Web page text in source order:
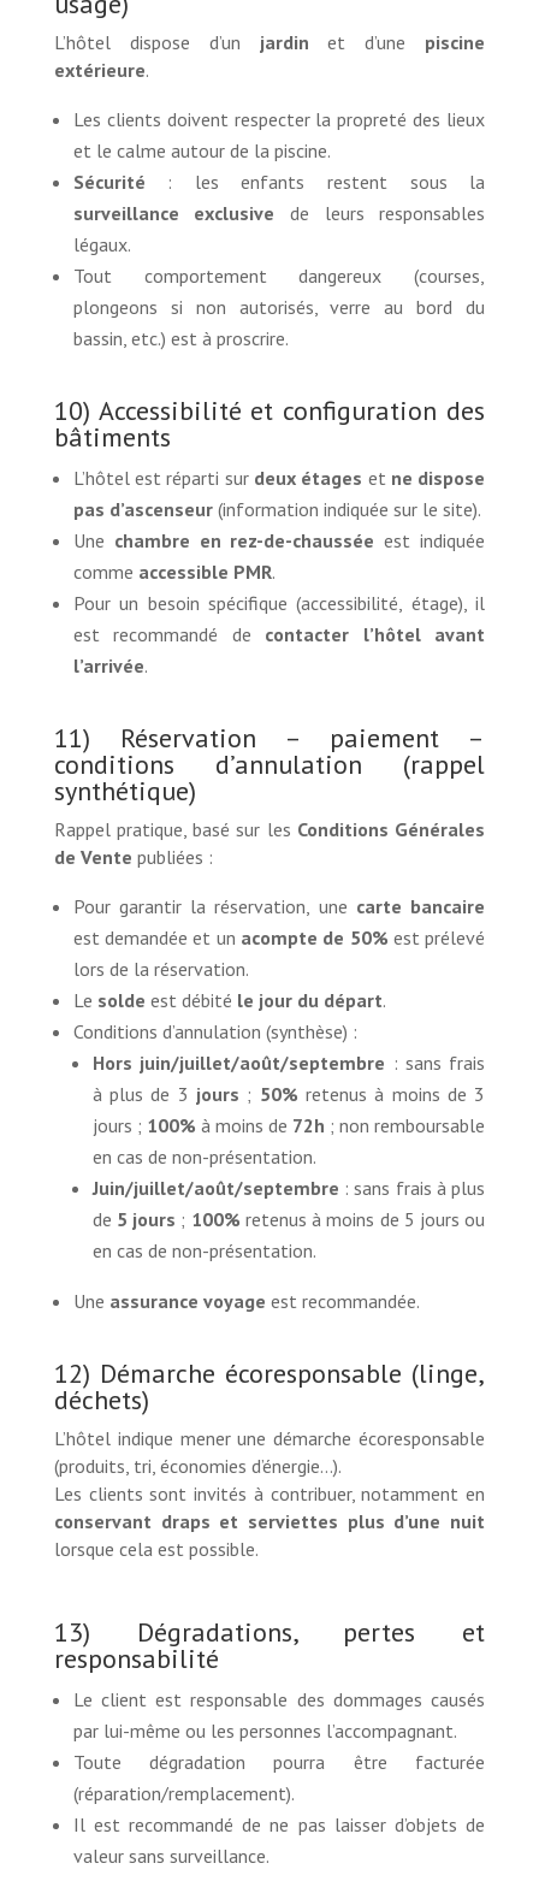
L’hôtel dispose d’un jardin et d’une piscine
extérieure.
Les clients doivent respecter la propreté des lieux
et le calme autour de la piscine.
Sécurité : les enfants restent sous la
surveillance exclusive de leurs responsables
légaux.
Tout comportement dangereux (courses,
plongeons si non autorisés, verre au bord du
bassin, etc.) est à proscrire.
10) Accessibilité et configuration des
bâtiments
L’hôtel est réparti sur deux étages et ne dispose
pas d’ascenseur(information indiquée sur le site).
Une chambre en rez-de-chaussée est indiquée
comme accessible PMR.
Pour un besoin spécifique (accessibilité, étage), il
est recommandé de contacter l’hôtel avant
l’arrivée.
11) Réservation – paiement –
conditions d’annulation (rappel
synthétique)
Rappel pratique, basé sur les Conditions Générales
de Vente publiées :
Pour garantir la réservation, une carte bancaire
est demandée et un acompte de 50% est prélevé
lors de la réservation.
Le solde est débité le jour du départ.
Conditions d’annulation (synthèse) :
Hors juin/juillet/août/septembre : sans frais
à plus de 3 jours ; 50% retenus à moins de 3
jours ; 100% à moins de 72h ; non remboursable
en cas de non-présentation.
Juin/juillet/août/septembre : sans frais à plus
de 5 jours ; 100% retenus à moins de 5 jours ou
en cas de non-présentation.
Une assurance voyage est recommandée.
12) Démarche écoresponsable (linge,
déchets)
L’hôtel indique mener une démarche écoresponsable
(produits, tri, économies d’énergie…).
Les clients sont invités à contribuer, notamment en
conservant draps et serviettes plus d’une nuit
lorsque cela est possible.
13) Dégradations, pertes et
responsabilité
Le client est responsable des dommages causés
par lui-même ou les personnes l’accompagnant.
Toute dégradation pourra être facturée
(réparation/remplacement).
Il est recommandé de ne pas laisser d’objets de
valeur sans surveillance.